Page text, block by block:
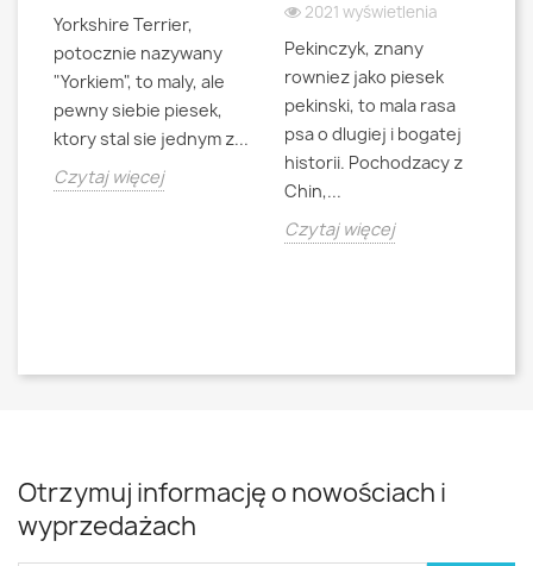
Yorkshire Terrier,
potocznie nazywany
"Yorkiem", to maly, ale
pewny siebie piesek,
ktory stal sie jednym z...
Czytaj więcej
2021 wyświetlenia
Pekinczyk, znany
rowniez jako piesek
pekinski, to mala rasa
psa o dlugiej i bogatej
historii. Pochodzacy z
Chin,...
Czytaj więcej
Otrzymuj informację o nowościach i
wyprzedażach